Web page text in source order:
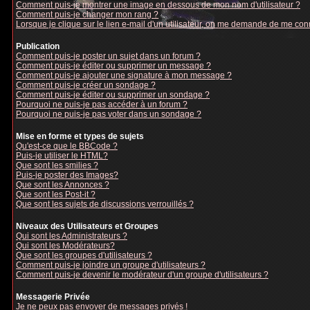
Comment puis-je montrer une image en dessous de mon nom d'utilisateur ?
Comment puis-je changer mon rang ?
Lorsque je clique sur le lien e-mail d'un utilisateur, on me demande de me
Publication
Comment puis-je poster un sujet dans un forum ?
Comment puis-je éditer ou supprimer un message ?
Comment puis-je ajouter une signature à mon message ?
Comment puis-je créer un sondage ?
Comment puis-je éditer ou supprimer un sondage ?
Pourquoi ne puis-je pas accéder à un forum ?
Pourquoi ne puis-je pas voter dans un sondage ?
Mise en forme et types de sujets
Qu'est-ce que le BBCode ?
Puis-je utiliser le HTML?
Que sont les smilies ?
Puis-je poster des Images?
Que sont les Annonces ?
Que sont les Post-it ?
Que sont les sujets de discussions verrouillés ?
Niveaux des Utilisateurs et Groupes
Qui sont les Administrateurs ?
Qui sont les Modérateurs?
Que sont les groupes d'utilisateurs ?
Comment puis-je joindre un groupe d'utilisateurs ?
Comment puis-je devenir le modérateur d'un groupe d'utilisateurs ?
Messagerie Privée
Je ne peux pas envoyer de messages privés !